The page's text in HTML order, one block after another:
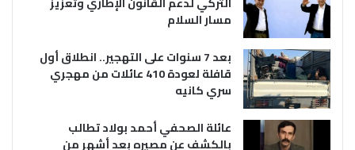
مسار السلام
بعد 7 سنوات على التهجير.. انطلاق أول
قافلة لعودة 410 عائلات من مهجري
سري كانيه
عائلة الصحفي أحمد بولاد تطالب
بالكشف عن مصيره بعد أشهر من